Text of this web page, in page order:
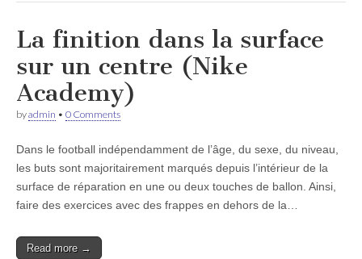
La finition dans la surface
sur un centre (Nike
Academy)
byadmin • 0 Comments
Dans le football indépendamment de l’âge, du sexe, du niveau,
les buts sont majoritairement marqués depuis l’intérieur de la
surface de réparation en une ou deux touches de ballon. Ainsi,
faire des exercices avec des frappes en dehors de la…
Read more →